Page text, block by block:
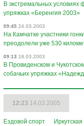
В экстремальных условиях
упряжках «Беренгия 2003»
09:45 24.03.2003
На Камчатке участники
преодолели уже 530
09:13 18.03.2003
В Провиденском и
собачьих упряжках
12:23 14.03.2005
Ездовой спорт